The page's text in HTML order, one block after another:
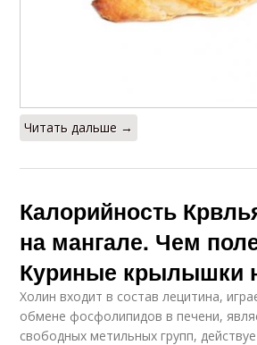
Читать дальше →
Калорийность
на мангале. Чем
Куриные крылышки
Холин входит в состав лецитина,
обмене фосфолипидов в печени,
свободных метильных групп,